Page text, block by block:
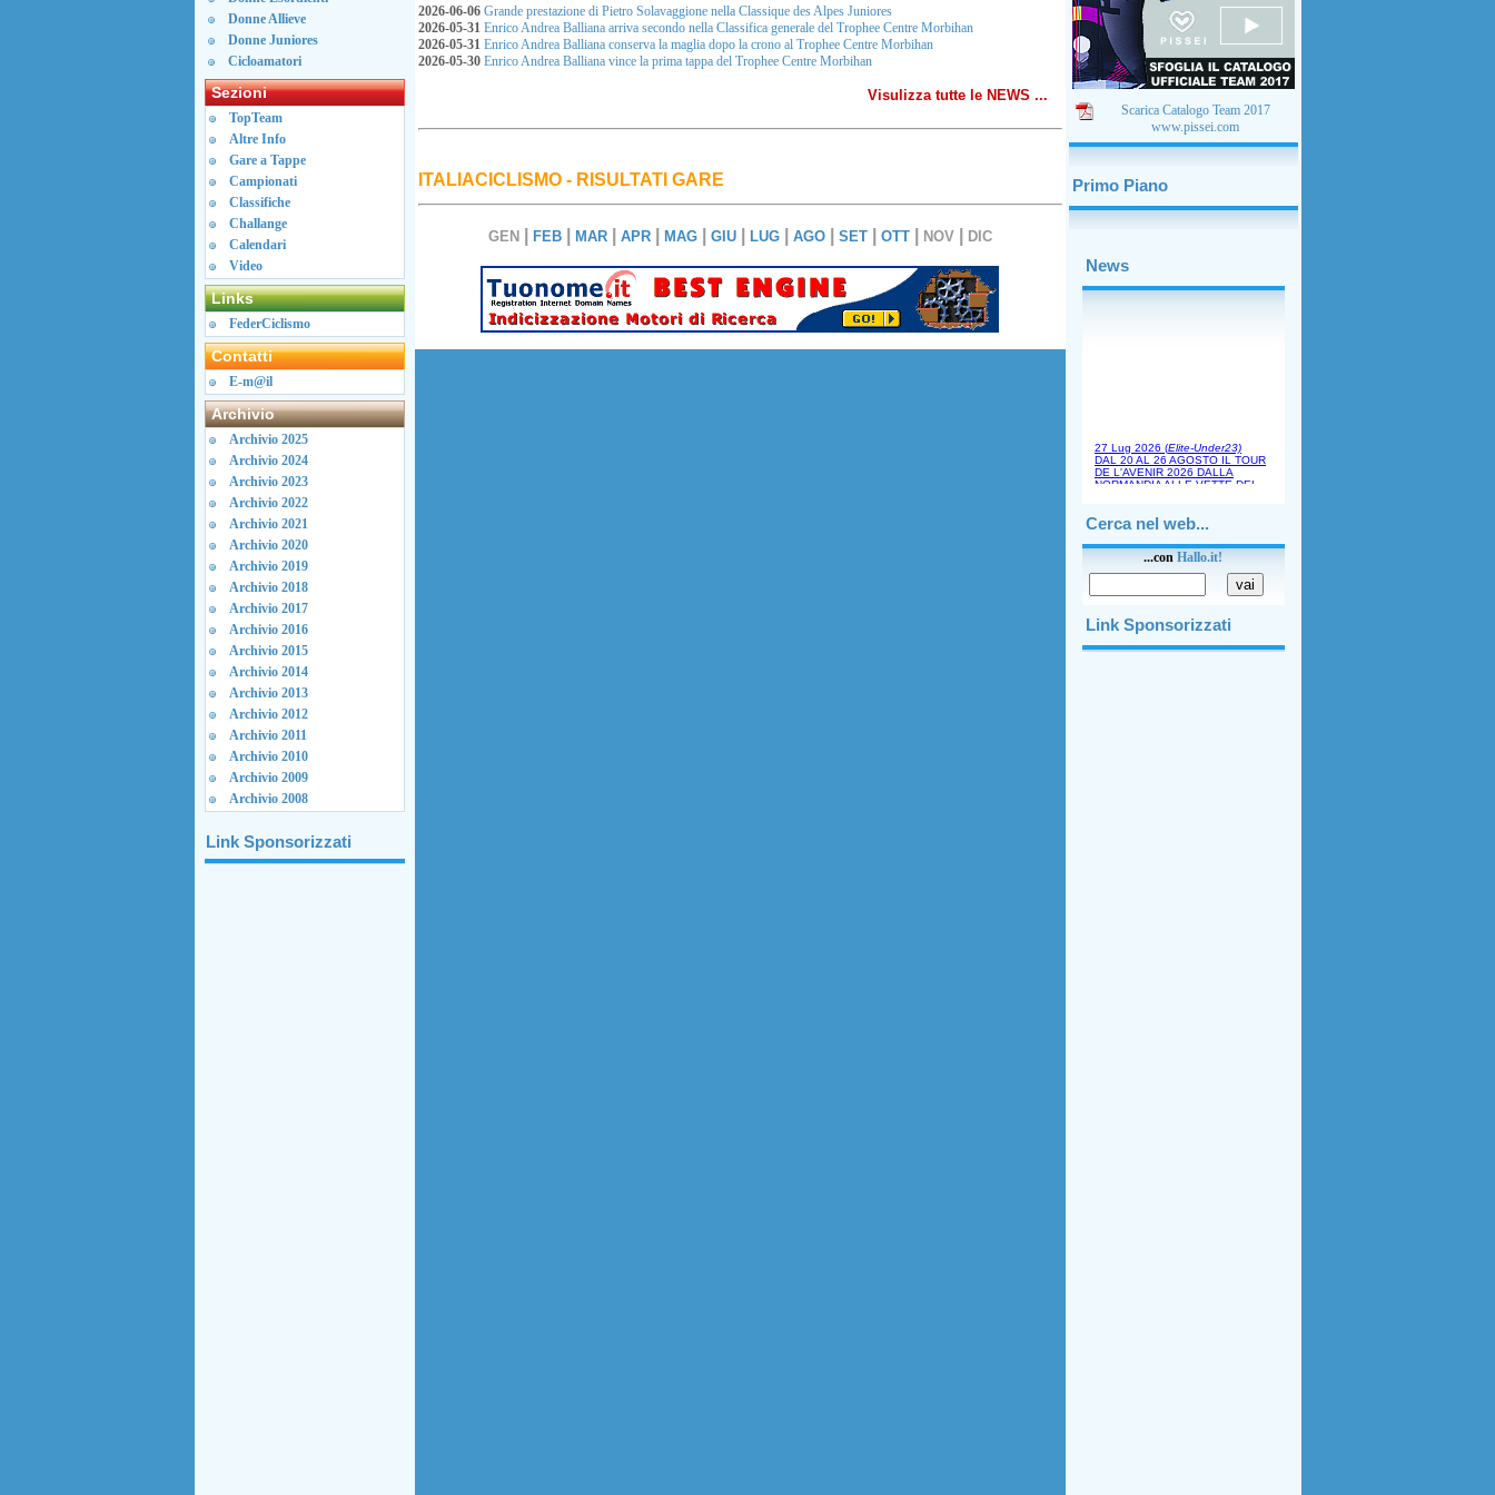
Donne Allieve
Donne Juniores
Cicloamatori
Sezioni
TopTeam
Altre Info
Gare a Tappe
Campionati
Classifiche
Challange
Calendari
Video
Links
FederCiclismo
Contatti
E-m@il
Archivio
Archivio 2025
Archivio 2024
Archivio 2023
Archivio 2022
Archivio 2021
Archivio 2020
Archivio 2019
Archivio 2018
Archivio 2017
Archivio 2016
Archivio 2015
Archivio 2014
Archivio 2013
Archivio 2012
Archivio 2011
Archivio 2010
Archivio 2009
Archivio 2008
Link Sponsorizzati
2026-06-06Grande prestazione di Pietro Solavaggione nella Classique des Alpes Juniores
2026-05-31Enrico Andrea Balliana arriva secondo nella Classifica generale del Trophee Centre Morbihan
2026-05-31Enrico Andrea Balliana conserva la maglia dopo la crono al Trophee Centre Morbihan
2026-05-30Enrico Andrea Balliana vince la prima tappa del Trophee Centre Morbihan
Visulizza tutte le NEWS ...
ITALIACICLISMO - RISULTATI GARE
GEN FEB MAR APR MAG GIU LUG AGO SET OTT NOV DIC
Scarica Catalogo Team 2017
www.pissei.com
Primo Piano
News
Cerca nel web...
...con Hallo.it!
Link Sponsorizzati